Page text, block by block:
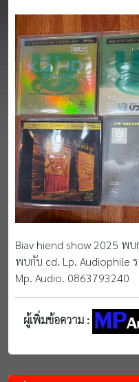
Biav hiend show 2025 พ
พบกับ cd. Lp. Audiophile
Mp. Audio. 0863793240
ผู้เพิ่มข้อความ :